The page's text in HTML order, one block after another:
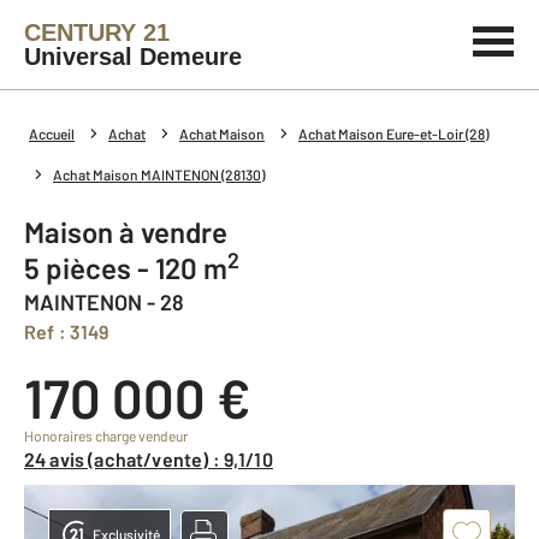
CENTURY 21
Universal Demeure
Accueil Achat Achat Maison Achat Maison Eure-et-Loir (28)
Achat Maison MAINTENON (28130)
Maison à vendre
5 pièces - 120 m2
MAINTENON - 28
Ref : 3149
170 000 €
Honoraires charge vendeur
24 avis (achat/vente) : 9,1/10
Exclusivité